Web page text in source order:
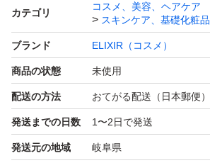
カテゴリ
コスメ、美容、ヘアケア
スキンケア、基礎化粧品
ブランド ELIXIR（コスメ）
商品の状態 未使用
配送の方法 おてがる配送（日本郵便）
発送までの日数 1〜2日で発送
発送元の地域 岐阜県